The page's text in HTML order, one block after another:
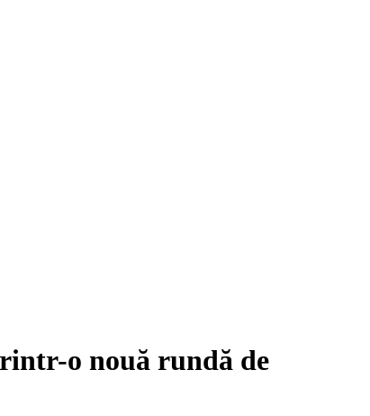
o nouă rundă de